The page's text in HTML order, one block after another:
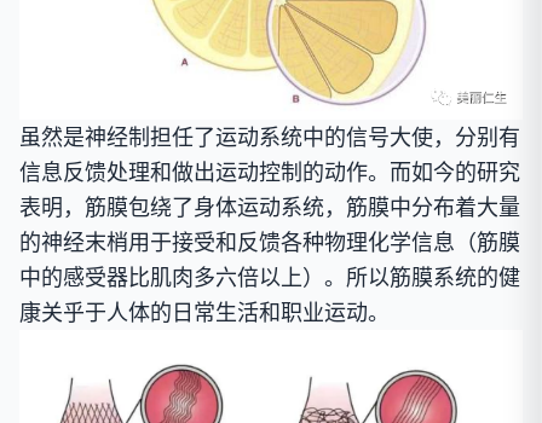
虽然是神经制担任了运动系统中的信号大使，分别有
信息反馈处理和做出运动控制的动作。而如今的研究
表明，筋膜包绕了身体运动系统，筋膜中分布着大量
的神经末梢用于接受和反馈各种物理化学信息（筋膜
中的感受器比肌肉多六倍以上）。所以筋膜系统的健
康关乎于人体的日常生活和职业运动。